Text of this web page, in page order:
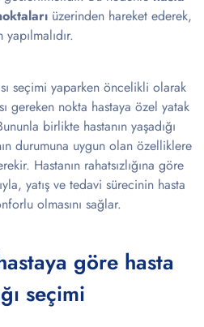
üzerinden hareket ederek,
yapılmalıdır.
seçimi yaparken öncelikli olarak
gereken nokta hastaya özel yatak
birlikte hastanın yaşadığı
durumuna uygun olan özelliklere
Hastanın rahatsızlığına göre
yatış ve tedavi sürecinin hasta
olmasını sağlar.
göre hasta
seçimi